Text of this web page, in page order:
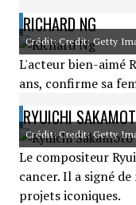
RICHARD NG
Crédit: Credit: Getty
L'acteur bien-aimé
ans, confirme sa
RYUICHI
Crédit: Credit: Getty
Le compositeur
cancer. Il a signé
projets iconiques.